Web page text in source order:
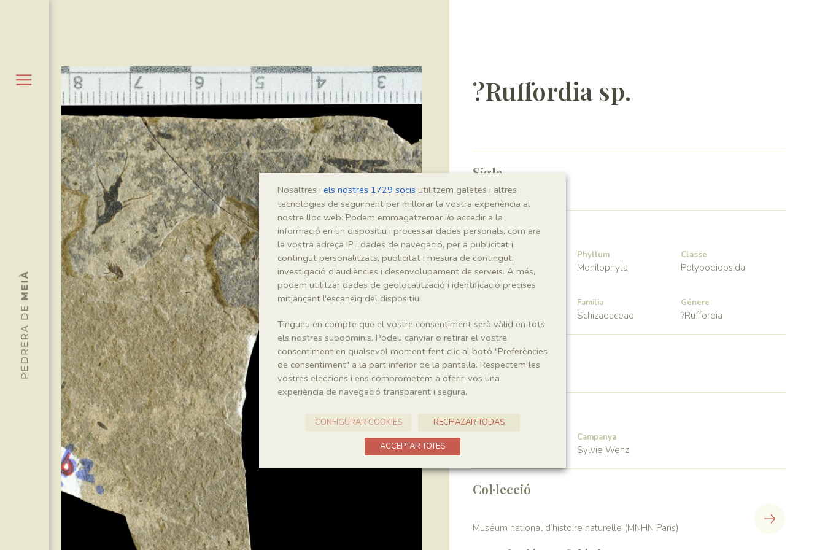
?Ruffordia sp.
Sigla
MNHN 17722b1-b2
Taxonomia
Regne
Plantae
Phyllum
Monilophyta
Classe
Polypodiopsida
Familia
Schizaeaceae
Génere
?Ruffordia
Localitat
Pedrera de Meià
Campanya
Sylvie Wenz
Col·lecció
Muséum national d’histoire naturelle (MNHN Paris)
Nosaltres i els nostres 1729 socis utilitzem galetes i altres
tecnologies de seguiment per millorar la vostra experiència al
nostre lloc web. Podem emmagatzemar i/o accedir a la
informació en un dispositiu i processar dades personals, com ara
la vostra adreça IP i dades de navegació, per a publicitat i
contingut personalitzats, publicitat i mesura de contingut,
investigació d'audiències i desenvolupament de serveis. A més,
podem utilitzar dades de geolocalització i identificació precises
mitjançant l'escaneig del dispositiu.
Tingueu en compte que el vostre consentiment serà vàlid en tots
els nostres subdominis. Podeu canviar o retirar el vostre
consentiment en qualsevol moment fent clic al botó "Preferències
de consentiment" a la part inferior de la pantalla. Respectem les
vostres eleccions i ens comprometem a oferir-vos una
experiència de navegació transparent i segura.
CONFIGURAR COOKIES RECHAZAR TODAS
ACCEPTAR TOTES